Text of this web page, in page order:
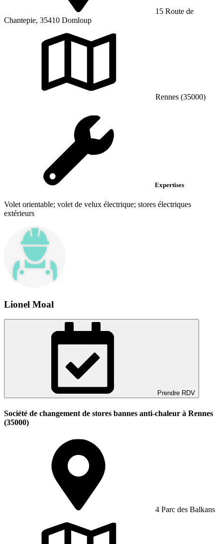
15 Route de
Chantepie, 35410 Domloup
Rennes (35000)
Expertises
Volet orientable; volet de velux électrique; stores électriques
extérieurs
Lionel Moal
Prendre RDV
Société de changement de stores bannes anti-chaleur à Rennes
(35000)
4 Parc des Balkans